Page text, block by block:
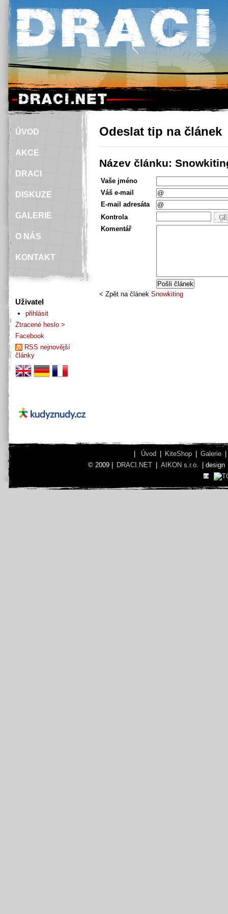
Odeslat tip na článek
Název článku:
Vaše jméno
Váš e-mail
E-mail adresáta
Kontrola
Komentář
< Zpět na článek Snowkiting
ÚVOD
AKCE
DRACI
DISKUZE
GALERIE
O NÁS
KONTAKT
Uživatel
přihlásit
Ztracené heslo >
Facebook
RSS nejnovější
články
Úvod KiteShop Galerie
© 2009 |
DRACI.NET AIKON s.r.o. | design